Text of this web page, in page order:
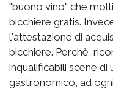
"buono vino" che
bicchiere gratis.
l'attestazione di
bicchiere. Perchè,
inqualificabili scene
gastronomico, ad